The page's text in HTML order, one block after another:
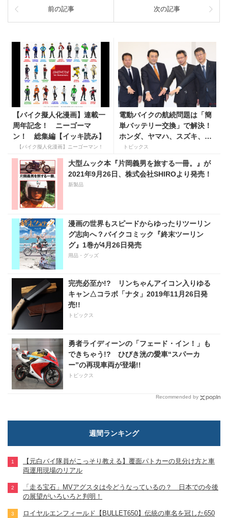
前の記事 次の記事
【バイク擬人化漫画】連載一
周年記念！ ニーゴーマ
ン！ 総集編【イッキ読み】
【バイク擬人化漫画】ニーゴーマン！
電動バイクの航続問題は「簡
単バッテリー交換」で解決！
ホンダ、ヤマハ、スズキ、カ
ワサキが共通規格を検討開始
トピックス
大型ムック本『片岡義男を旅する一冊。』が
2021年9月26日、株式会社SHIROより発売！
新製品
漫画の世界もスピードからゆったりツーリン
グ志向へ？バイクコミック『終末ツーリン
グ』1巻が4月26日発売
用品・グッズ
完売必至か!? リンちゃんアイコン入りゆる
キャン△コラボ「ナタ」2019年11月26日発
売!!
トピックス
勇者ライディーンの「フェード・イン！」も
できちゃう!? ひびき洸の愛車“スパーカ
ー”の再現車両が登場!!
トピックス
Recommended by
週間ランキング
【元白バイ隊員がこっそり教える】覆面パトカーの見分け方と車
両運用現場のリアル
「走る宝石」MVアグスタは今どうなっているの？ 日本での今後
の展望がいろいろと判明！
ロイヤルエンフィールド【BULLET650】伝統の車名を冠した650